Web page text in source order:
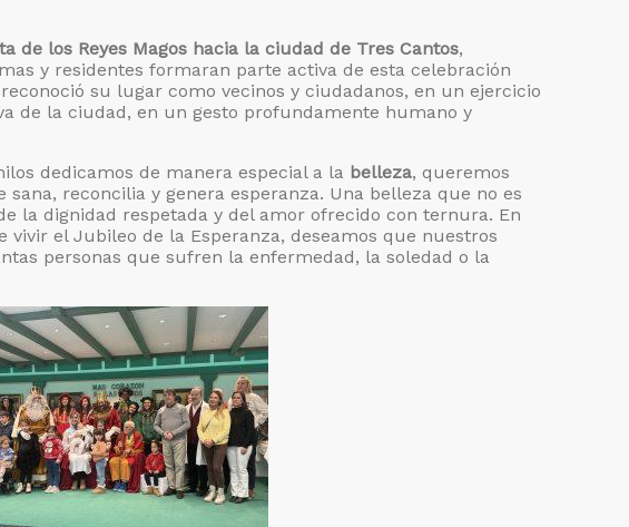
de los Reyes Magos hacia la ciudad de Tres Cantos,
y residentes formaran parte activa de esta celebración
su lugar como vecinos y ciudadanos, en un ejercicio
de la ciudad, en un gesto profundamente humano y
dedicamos de manera especial a la belleza, queremos
reconcilia y genera esperanza. Una belleza que no es
la dignidad respetada y del amor ofrecido con ternura. En
el Jubileo de la Esperanza, deseamos que nuestros
personas que sufren la enfermedad, la soledad o la